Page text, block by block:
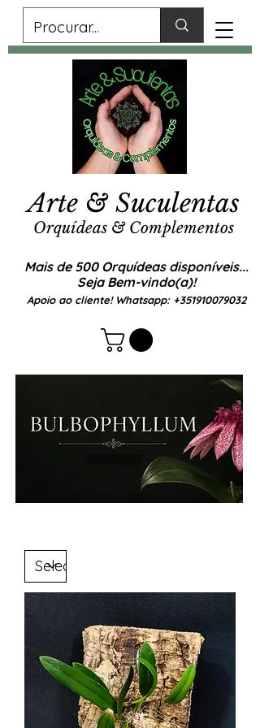
Mais de 500 Orquídeas disponíveis...
Seja Bem-vindo(a)!
Apoio ao cliente! Whatsapp: +351910079032
Arte & Suculentas
Orquídeas & Complementos